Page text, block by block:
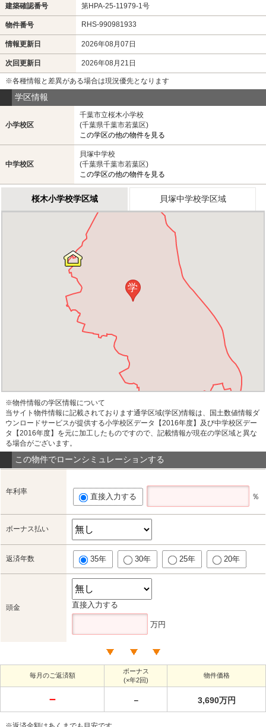
建築確認番号 第HPA-25-11979-1号
物件番号 RHS-990981933
情報更新日 2026年08月07日
次回更新日 2026年08月21日
※各種情報と差異がある場合は現況優先となります
学区情報
小学校区
千葉市立桜木小学校
(千葉県千葉市若葉区)
この学区の他の物件を見る
中学校区
貝塚中学校
(千葉県千葉市若葉区)
この学区の他の物件を見る
桜木小学校学区域 貝塚中学校学区域
学
※物件情報の学区情報について
当サイト物件情報に記載されております通学区域(学区)情報は、国土数値情報ダ
ウンロードサービスが提供する小学校区データ【2016年度】及び中学校区デー
タ【2016年度】を元に加工したものですので、記載情報が現在の学区域と異な
る場合がございます。
この物件でローンシミュレーションする
年利率
直接入力する ％
ボーナス払い
返済年数 35年 30年 25年 20年
頭金 直接入力する
万円
毎月のご返済額
ボーナス
(×年2回)
物件価格
－ － 3,690万円